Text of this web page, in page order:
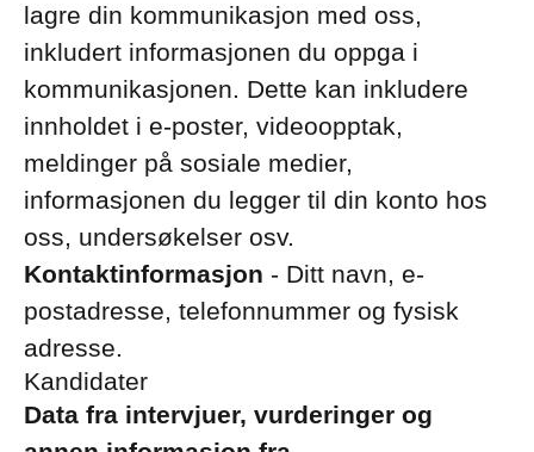
lagre din kommunikasjon med oss,
inkludert informasjonen du oppga i
kommunikasjonen. Dette kan inkludere
innholdet i e-poster, videoopptak,
meldinger på sosiale medier,
informasjonen du legger til din konto hos
oss, undersøkelser osv.
Kontaktinformasjon - Ditt navn, e-
postadresse, telefonnummer og fysisk
adresse.
Kandidater
Data fra intervjuer, vurderinger og